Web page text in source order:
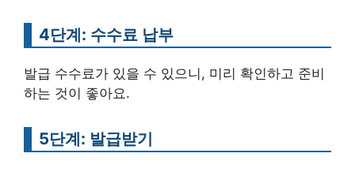
4단계: 수수료 납부
발급 수수료가 있을 수 있으니, 미리 확인하고 준비
하는 것이 좋아요.
5단계: 발급받기